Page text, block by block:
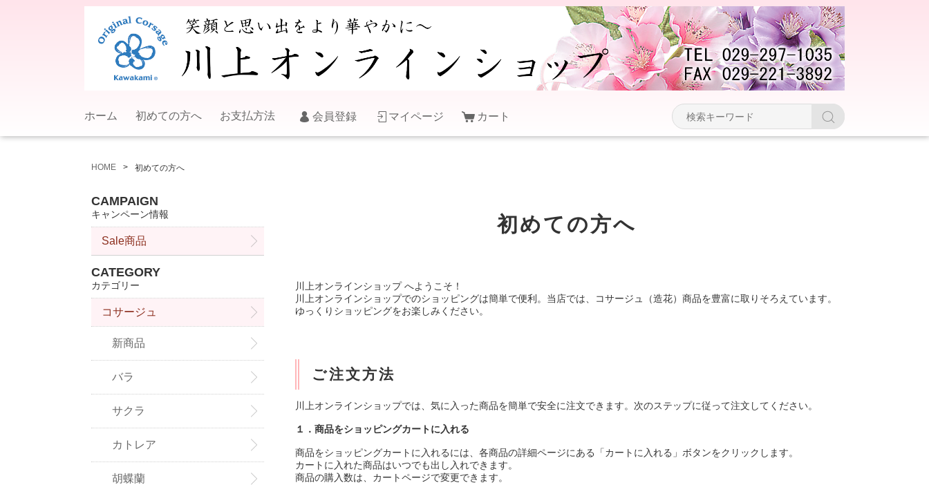
ホーム 初めての方へ お支払方法 会員登録 マイページ カート
HOME 初めての方へ
初めての方へ
川上オンラインショップ へようこそ！
川上オンラインショップでのショッピングは簡単で便利。当店では、コサージュ（造花）商品を豊富に取りそろえています。
ゆっくりショッピングをお楽しみください。
ご注文方法
川上オンラインショップでは、気に入った商品を簡単で安全に注文できます。次のステップに従って注文してください。
１．商品をショッピングカートに入れる
商品をショッピングカートに入れるには、各商品の詳細ページにある「カートに入れる」ボタンをクリックします。
カートに入れた商品はいつでも出し入れできます。
商品の購入数は、カートページで変更できます。
CAMPAIGN
キャンペーン情報
Sale商品
CATEGORY
カテゴリー
コサージュ
新商品
バラ
サクラ
カトレア
胡蝶蘭